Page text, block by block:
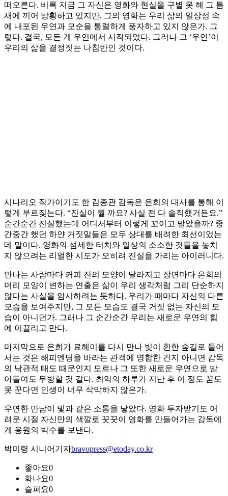
떠오른다. 비록 지금 그 자신은 영화와 현실을 구별 못 해 그 틈
새에 끼어 방황하고 있지만, 그의 영화는 우리 삶의 일상성 속
에 내포된 우연과 모순을 통렬하게 풍자하고 있지 않은가. 그
렇다. 결국, 모든 게 우연에서 시작되었다. 그러나 그 ‘우연’이
우리의 삶을 결정짓는 나침반인 것이다.
시나리오 작가이기도 한 김종관 감독은 은희의 대사를 통해 이
렇게 부르짖는다. “진실이 뭘 까요? 사실 전 다 솔직했거든요.”
순간순간 진실했는데 어디서부터 이렇게 꼬이고 말았을까? 중
간중간 했던 하얀 거짓말들은 모두 상대를 배려한 최선이었는
데 말이다. 영화의 섬세한 터치와 일상의 소소한 것들을 놓치
지 않으려는 리얼한 시도가 오히려 진실을 가리는 아이러니다.
만나는 사람마다 커피 잔의 모양이 달라지고 장면마다 은희의
머리 모양이 변하는 연출은 삶이 우리 생각처럼 그리 단순하지
않다는 사실을 암시하려는 듯하다. 우리가 때마다 자신의 다른
모습을 보여주지만, 그 모든 모습도 결국 거짓 없는 자신의 모
습이 아니던가. 그러나 그 순간순간 우리는 새로운 우연의 힘
에 이끌리고 만다.
마지막으로 은희가 료헤이를 다시 만나 빛이 환한 숲길로 들어
서는 것은 해피엔딩을 바라는 관객에 영합한 건지 아니면 감독
의 낙관적 태도 때문인지 모르나 그 또한 새로운 우연으로 받
아들여도 무방할 것 같다. 최악의 하루가 지난 후 이 정도 꿈도
못 꾼다면 인생이 너무 삭막하지 않은가.
우연한 만남이 빛과 같은 소통을 낳았다. 영화 투자받기도 어
려운 시절 자신만의 색깔로 꿋꿋이 영화를 만들어가는 감독에
게 응원의 박수를 보낸다.
박미령 시니어기자bravopress@etoday.co.kr
좋아요0
화나요0
슬퍼요0